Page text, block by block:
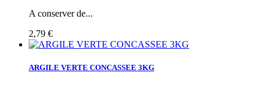
A conserver de...
2,79 €
ARGILE VERTE CONCASSEE 3KG